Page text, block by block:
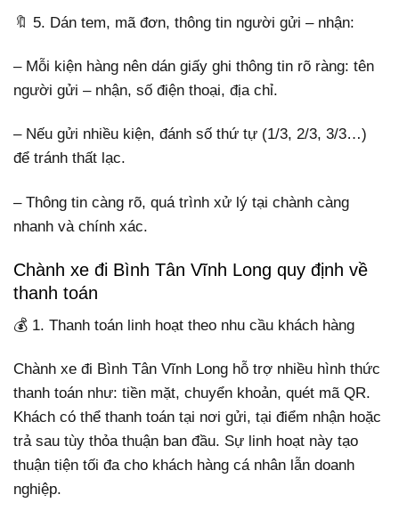
🔖 5. Dán tem, mã đơn, thông tin người gửi – nhận:
– Mỗi kiện hàng nên dán giấy ghi thông tin rõ ràng: tên
người gửi – nhận, số điện thoại, địa chỉ.
– Nếu gửi nhiều kiện, đánh số thứ tự (1/3, 2/3, 3/3…)
để tránh thất lạc.
– Thông tin càng rõ, quá trình xử lý tại chành càng
nhanh và chính xác.
Chành xe đi Bình Tân Vĩnh Long quy định về
thanh toán
💰 1. Thanh toán linh hoạt theo nhu cầu khách hàng
Chành xe đi Bình Tân Vĩnh Long hỗ trợ nhiều hình thức
thanh toán như: tiền mặt, chuyển khoản, quét mã QR.
Khách có thể thanh toán tại nơi gửi, tại điểm nhận hoặc
trả sau tùy thỏa thuận ban đầu. Sự linh hoạt này tạo
thuận tiện tối đa cho khách hàng cá nhân lẫn doanh
nghiệp.